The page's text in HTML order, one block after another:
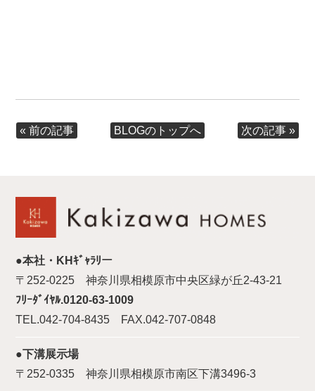
BLOGのトップへ
« 前の記事 次の記事 »
●本社・KHｷﾞｬﾗﾘー
〒252-0225 神奈川県相模原市中央区緑が丘2-43-21
ﾌﾘｰﾀﾞｲﾔﾙ.0120-63-1009
TEL.042-704-8435 FAX.042-707-0848
●下溝展示場
〒252-0335 神奈川県相模原市南区下溝3496-3